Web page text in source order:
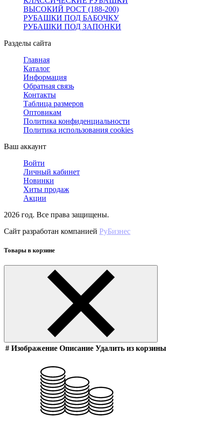
ВЫСОКИЙ РОСТ (188-200)
РУБАШКИ ПОД БАБОЧКУ
РУБАШКИ ПОД ЗАПОНКИ
Разделы сайта
Главная
Каталог
Информация
Обратная связь
Контакты
Таблица размеров
Оптовикам
Политика конфиденциальности
Политика использования cookies
Ваш аккаунт
Войти
Личный кабинет
Новинки
Хиты продаж
Акции
2026 год. Все права защищены.
Сайт разработан компанией РуБизнес
Товары в корзине
# Изображение Описание Удалить из корзины